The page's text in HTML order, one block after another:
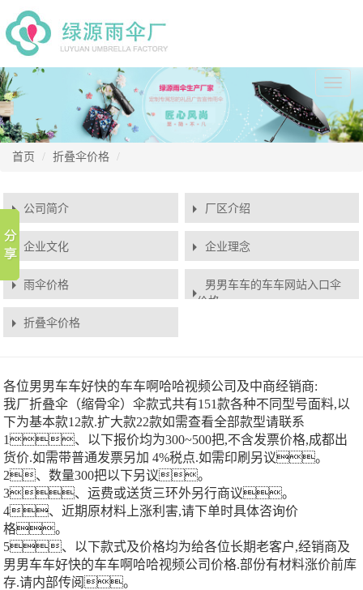
切
换
导
航
首页 折叠伞价格
公司简介 厂区介绍
企业文化 企业理念
雨伞价格
男男车车的车车网站入口伞
价格
折叠伞价格
各位男男车车好快的车车啊哈哈视频公司及中商经销商:
我厂折叠伞（缩骨伞）伞款式共有151款各种不同型号面料,以
下为基本款12款.扩大款22款如需查看全部款型请联系
1、以下报价均为300~500把,不含发票价格,成都出
货价.如需带普通发票另加 4%税点.如需印刷另议。
2、数量300把以下另议。
3、运费或送货三环外另行商议。
4、近期原材料上涨利害,请下单时具体咨询价
格。
5、以下款式及价格均为给各位长期老客户,经销商及
男男车车好快的车车啊哈哈视频公司价格.部份有材料涨价前库
存.请内部传阅。